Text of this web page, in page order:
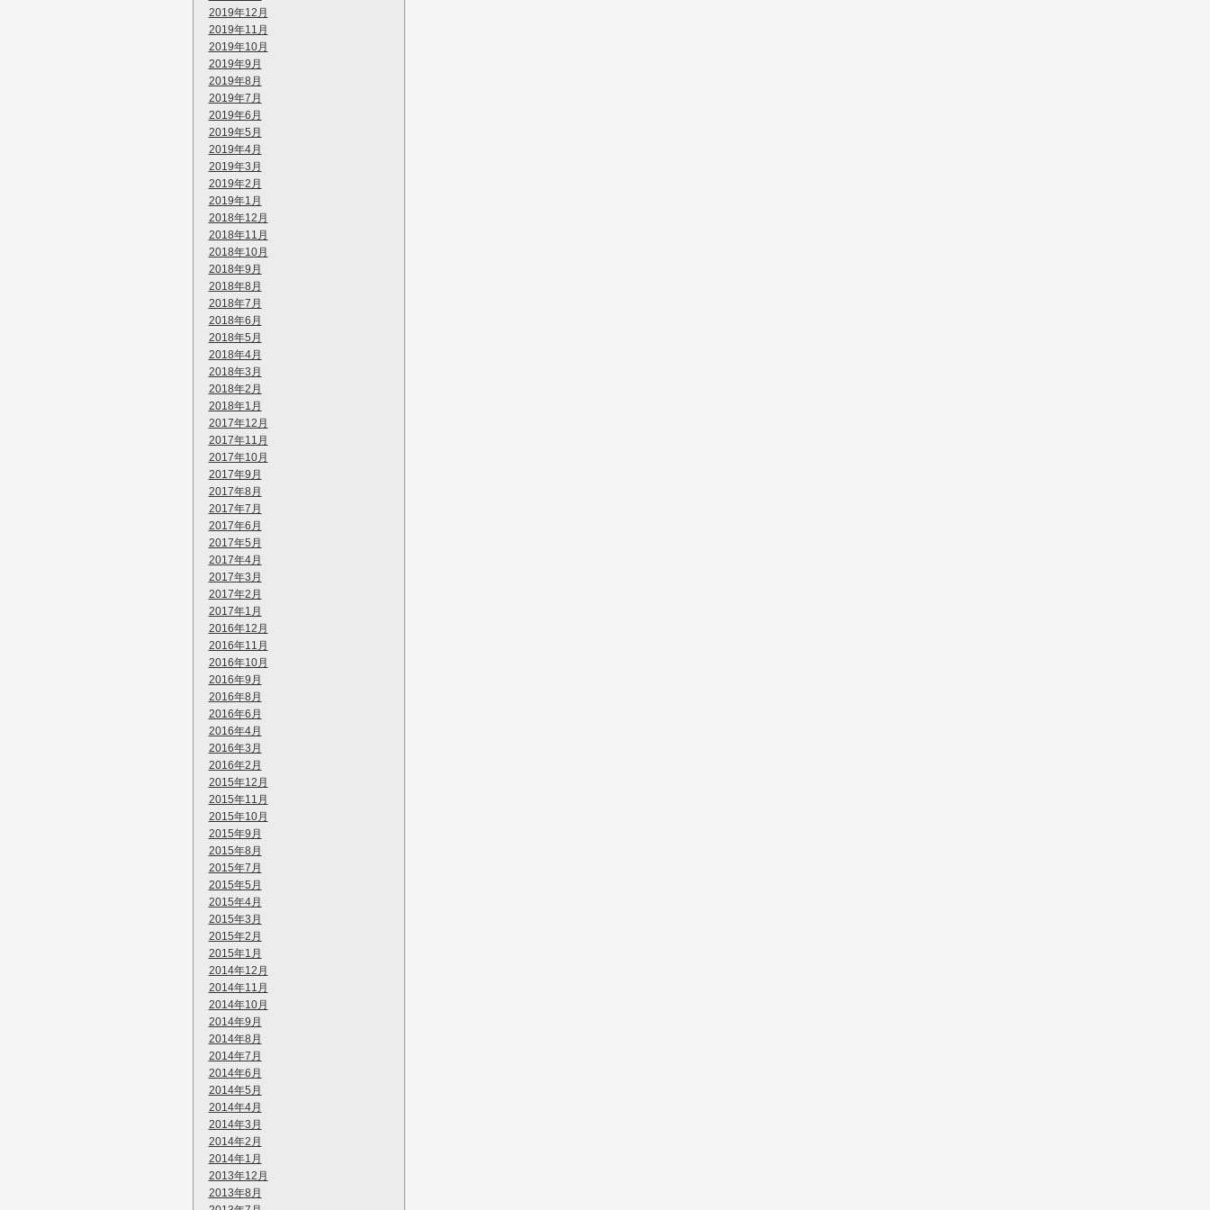
2019年12月
2019年11月
2019年10月
2019年9月
2019年8月
2019年7月
2019年6月
2019年5月
2019年4月
2019年3月
2019年2月
2019年1月
2018年12月
2018年11月
2018年10月
2018年9月
2018年8月
2018年7月
2018年6月
2018年5月
2018年4月
2018年3月
2018年2月
2018年1月
2017年12月
2017年11月
2017年10月
2017年9月
2017年8月
2017年7月
2017年6月
2017年5月
2017年4月
2017年3月
2017年2月
2017年1月
2016年12月
2016年11月
2016年10月
2016年9月
2016年8月
2016年6月
2016年4月
2016年3月
2016年2月
2015年12月
2015年11月
2015年10月
2015年9月
2015年8月
2015年7月
2015年5月
2015年4月
2015年3月
2015年2月
2015年1月
2014年12月
2014年11月
2014年10月
2014年9月
2014年8月
2014年7月
2014年6月
2014年5月
2014年4月
2014年3月
2014年2月
2014年1月
2013年12月
2013年8月